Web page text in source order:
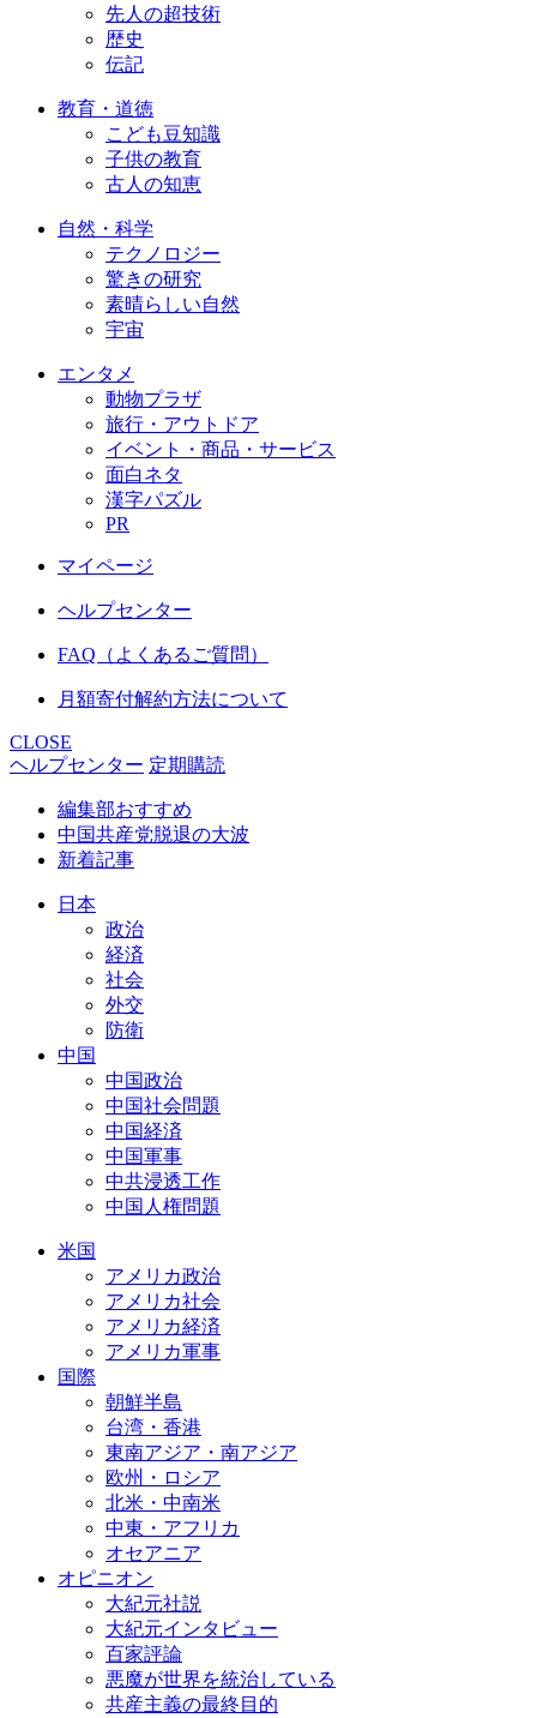
先人の超技術
歴史
伝記
教育・道徳
こども豆知識
子供の教育
古人の知恵
自然・科学
テクノロジー
驚きの研究
素晴らしい自然
宇宙
エンタメ
動物プラザ
旅行・アウトドア
イベント・商品・サービス
面白ネタ
漢字パズル
PR
マイページ
ヘルプセンター
FAQ（よくあるご質問）
月額寄付解約方法について
CLOSE
ヘルプセンター 定期購読
編集部おすすめ
中国共産党脱退の大波
新着記事
日本
政治
経済
社会
外交
防衛
中国
中国政治
中国社会問題
中国経済
中国軍事
中共浸透工作
中国人権問題
米国
アメリカ政治
アメリカ社会
アメリカ経済
アメリカ軍事
国際
朝鮮半島
台湾・香港
東南アジア・南アジア
欧州・ロシア
北米・中南米
中東・アフリカ
オセアニア
オピニオン
大紀元社説
大紀元インタビュー
百家評論
悪魔が世界を統治している
共産主義の最終目的